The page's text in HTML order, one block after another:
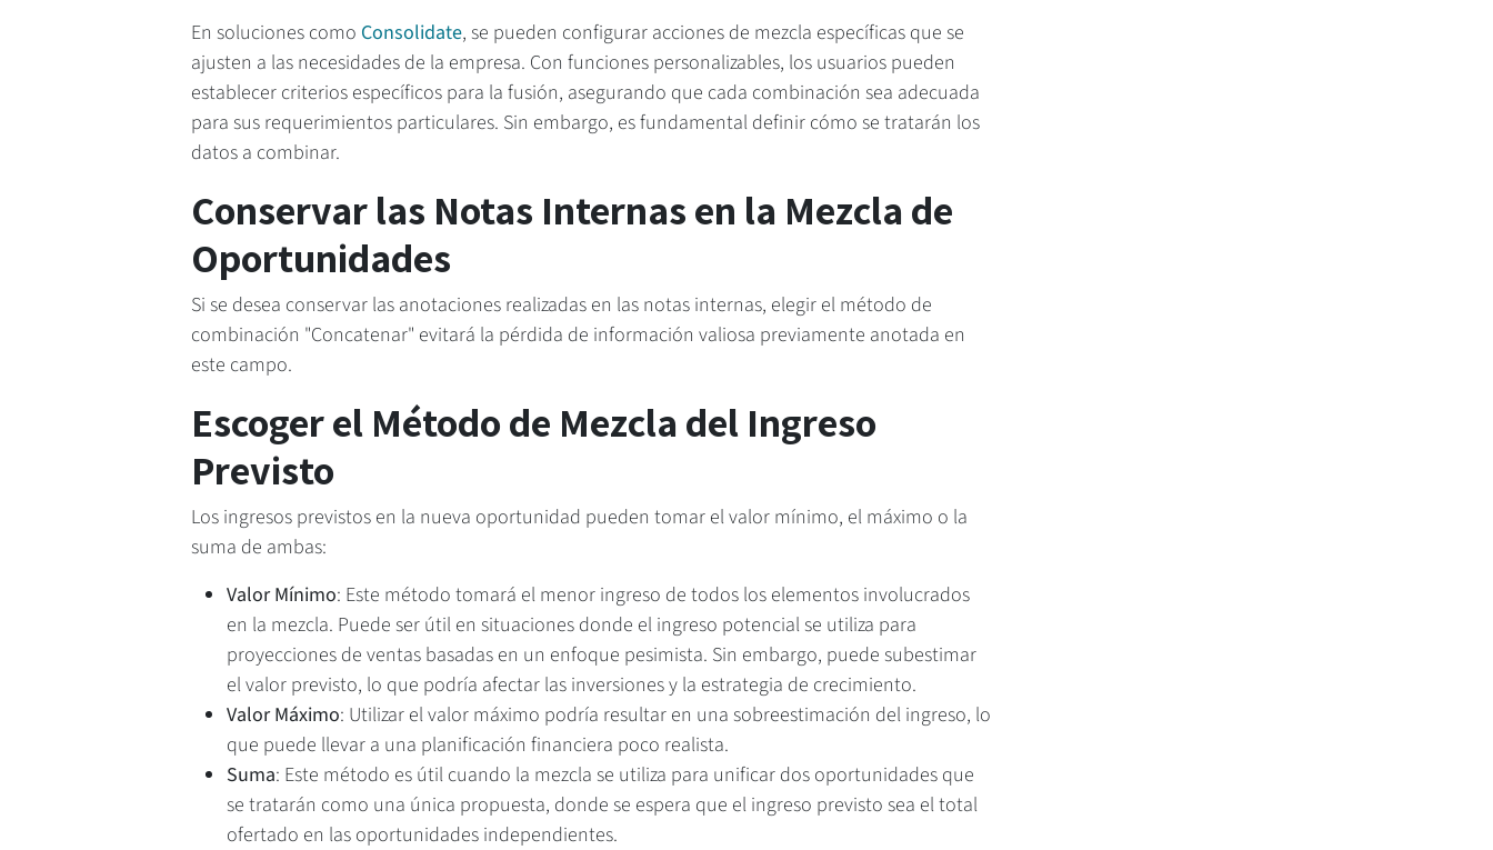
En soluciones como Consolidate, se pueden configurar acciones de mezcla específicas que se
ajusten a las necesidades de la empresa. Con funciones personalizables, los usuarios pueden
establecer criterios específicos para la fusión, asegurando que cada combinación sea adecuada
para sus requerimientos particulares. Sin embargo, es fundamental definir cómo se tratarán los
datos a combinar.
Conservar las Notas Internas en la Mezcla de
Oportunidades
Si se desea conservar las anotaciones realizadas en las notas internas, elegir el método de
combinación "Concatenar" evitará la pérdida de información valiosa previamente anotada en
este campo.
Escoger el Método de Mezcla del Ingreso
Previsto
Los ingresos previstos en la nueva oportunidad pueden tomar el valor mínimo, el máximo o la
suma de ambas:
Valor Mínimo: Este método tomará el menor ingreso de todos los elementos involucrados
en la mezcla. Puede ser útil en situaciones donde el ingreso potencial se utiliza para
proyecciones de ventas basadas en un enfoque pesimista. Sin embargo, puede subestimar
el valor previsto, lo que podría afectar las inversiones y la estrategia de crecimiento.
Valor Máximo: Utilizar el valor máximo podría resultar en una sobreestimación del ingreso, lo
que puede llevar a una planificación financiera poco realista.
Suma: Este método es útil cuando la mezcla se utiliza para unificar dos oportunidades que
se tratarán como una única propuesta, donde se espera que el ingreso previsto sea el total
ofertado en las oportunidades independientes.